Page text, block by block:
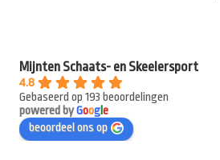
Mijnten Schaats- en Skeelersport
4.8
Gebaseerd op 193 beoordelingen
powered byGooge
beoordeel ons op